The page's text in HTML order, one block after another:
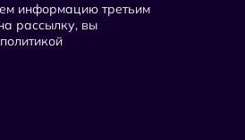
информацию третьим
рассылку, вы